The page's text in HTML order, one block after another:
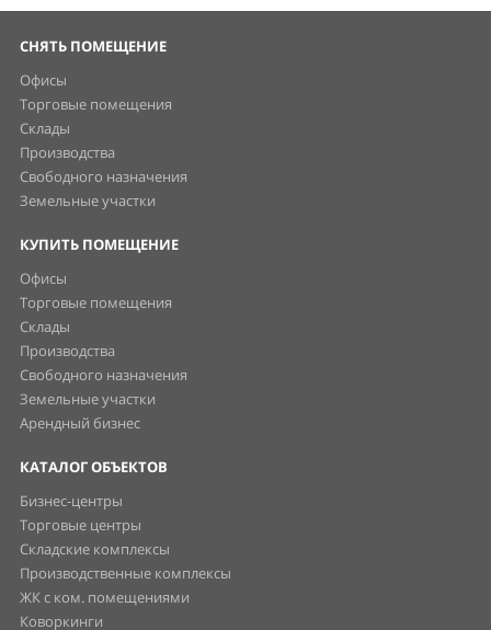
СНЯТЬ ПОМЕЩЕНИЕ
Офисы
Торговые помещения
Склады
Производства
Свободного назначения
Земельные участки
КУПИТЬ ПОМЕЩЕНИЕ
Офисы
Торговые помещения
Склады
Производства
Свободного назначения
Земельные участки
Арендный бизнес
КАТАЛОГ ОБЪЕКТОВ
Бизнес-центры
Торговые центры
Складские комплексы
Производственные комплексы
ЖК с ком. помещениями
Коворкинги